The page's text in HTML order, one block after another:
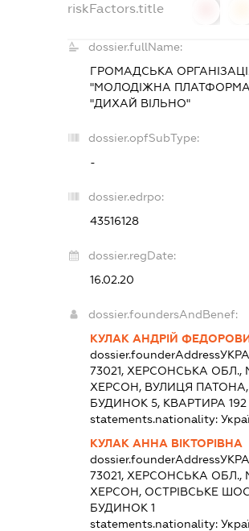
riskFactors.title
dossier.fullName:
ГРОМАДСЬКА
"МОЛОДІЖНА ПЛАТФОРМА
"ДИХАЙ ВІЛЬНО"
dossier.opfSubType:
-
dossier.edrpo:
43516128
dossier.regDate:
16.02.20
dossier.foundersAndBenef:
КУЛАК АНДРІЙ
dossier.founderAddress
73021, ХЕРСОНСЬКА ОБЛ.,
ХЕРСОН, ВУЛИЦЯ ПАТОНА,
БУДИНОК 5, КВАРТИРА 192
statements.nationality:
КУЛАК АННА ВІКТОРІВНА
dossier.founderAddress
73021, ХЕРСОНСЬКА ОБЛ.,
ХЕРСОН, ОСТРІВСЬКЕ
БУДИНОК 1
statements.nationality: